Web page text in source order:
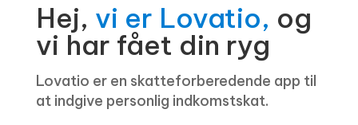
Hej, vi er Lovatio, og
vi har fået din ryg
Lovatio er en skatteforberedende app til
at indgive personlig indkomstskat.